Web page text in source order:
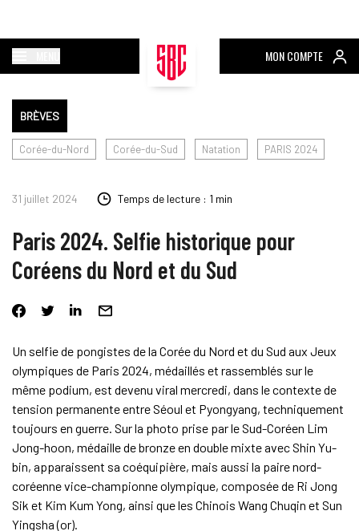
MON COMPTE
BRÈVES
Corée-du-Nord Corée-du-Sud Natation PARIS 2024
31 juillet 2024 Temps de lecture : 1 min
Paris 2024. Selfie historique pour
Coréens du Nord et du Sud
Un selfie de pongistes de la Corée du Nord et du Sud aux Jeux
olympiques de Paris 2024, médaillés et rassemblés sur le
même podium, est devenu viral mercredi, dans le contexte de
tension permanente entre Séoul et Pyongyang, techniquement
toujours en guerre. Sur la photo prise par le Sud-Coréen Lim
Jong-hoon, médaille de bronze en double mixte avec Shin Yu-
bin, apparaissent sa coéquipière, mais aussi la paire nord-
coréenne vice-championne olympique, composée de Ri Jong
Sik et Kim Kum Yong, ainsi que les Chinois Wang Chuqin et Sun
Yingsha (or).